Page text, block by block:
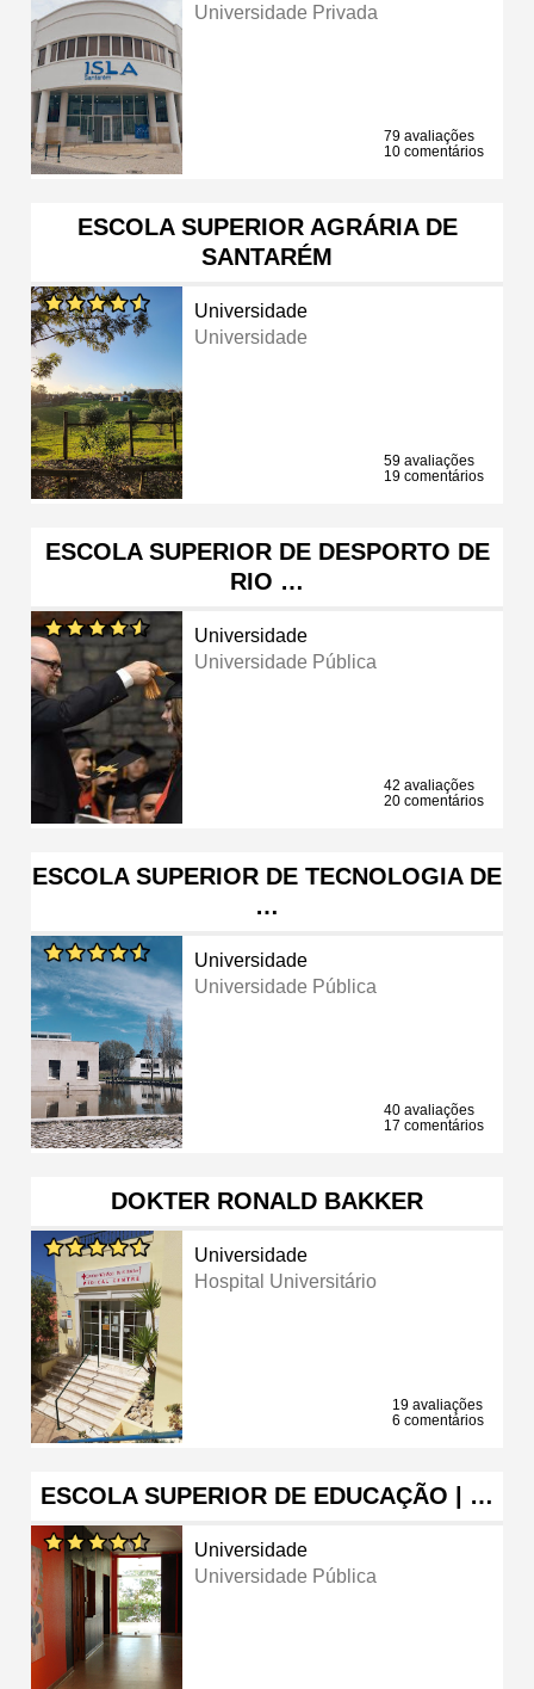
Universidade Privada
79 avaliações
10 comentários
ESCOLA SUPERIOR AGRÁRIA DE
SANTARÉM
Universidade
Universidade
59 avaliações
19 comentários
ESCOLA SUPERIOR DE DESPORTO DE
RIO …
Universidade
Universidade Pública
42 avaliações
20 comentários
ESCOLA SUPERIOR DE TECNOLOGIA DE
…
Universidade
Universidade Pública
40 avaliações
17 comentários
DOKTER RONALD BAKKER
Universidade
Hospital Universitário
19 avaliações
6 comentários
ESCOLA SUPERIOR DE EDUCAÇÃO | …
Universidade
Universidade Pública